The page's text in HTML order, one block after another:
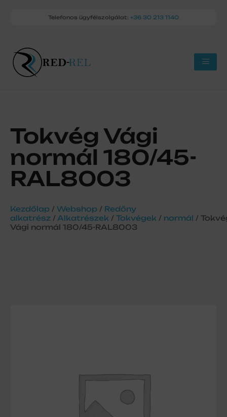
Telefonos ügyfélszolgálat: +36 30 213 1140
Tokvég Vági
normál 180/45-
RAL8003
Kezdőlap / Webshop / Redőny
alkatrész / Alkatrészek / Tokvégek / normál /
Vági normál 180/45-RAL8003